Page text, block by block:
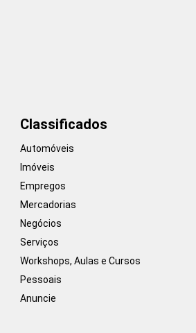
Classificados
Automóveis
Imóveis
Empregos
Mercadorias
Negócios
Serviços
Workshops, Aulas e Cursos
Pessoais
Anuncie